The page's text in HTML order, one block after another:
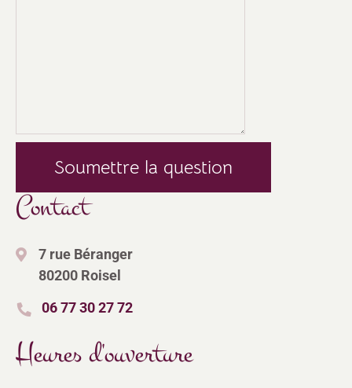
Veuillez laisser ce champ vide.
Contact
7 rue Béranger
80200 Roisel
06 77 30 27 72
Heures d'ouverture